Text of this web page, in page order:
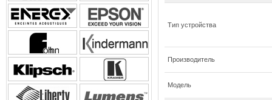
Тип устройства
Производитель
Модель